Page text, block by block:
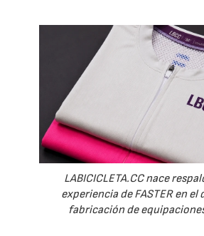
LABICICLETA.CC nace
experiencia de FASTER en el
fabricación de